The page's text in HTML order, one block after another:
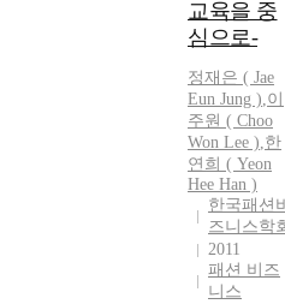
교육을 중
심으로-
정재은 ( Jae
Eun Jung ),이
주원 ( Choo
Won Lee ),한
연희 ( Yeon
Hee Han )
한국패션
즈니스학
2011
패션 비즈
니스